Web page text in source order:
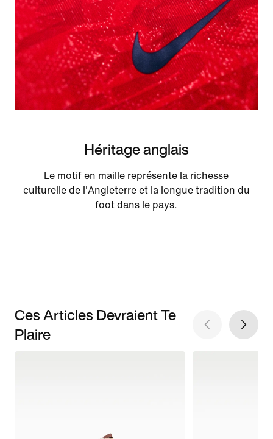
Héritage anglais
Le motif en maille représente la richesse
culturelle de l'Angleterre et la longue tradition du
foot dans le pays.
Ces Articles Devraient Te
Plaire